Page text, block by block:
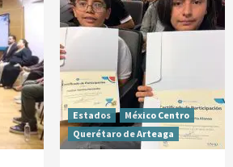
Estados
México Centro
Querétaro de Arteaga